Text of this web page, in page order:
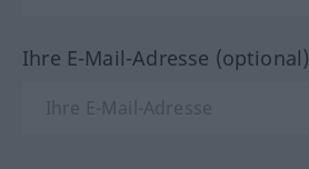
Ihre E-Mail-Adresse (optional)